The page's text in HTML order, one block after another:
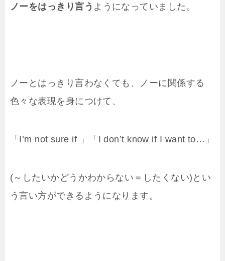
ノーをはっきり言う ようになっていました。
ノーとはっきり言わなくても、ノーに関係する
色々な表現を身につけて、
「I’m not sure if 」「I don’t know if I want to…」
(～したいかどうかわからない＝したくない)とい
う言い方ができるようになります。